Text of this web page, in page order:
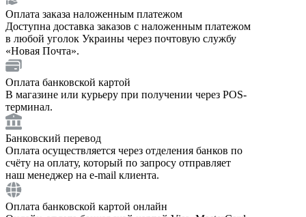
Оплата заказа наложенным платежом
Доступна доставка заказов с наложенным платежом
в любой уголок Украины через почтовую службу
«Новая Почта».
Оплата банковской картой
В магазине или курьеру при получении через POS-
терминал.
Банковский перевод
Оплата осуществляется через отделения банков по
счёту на оплату, который по запросу отправляет
наш менеджер на e-mail клиента.
Оплата банковской картой онлайн